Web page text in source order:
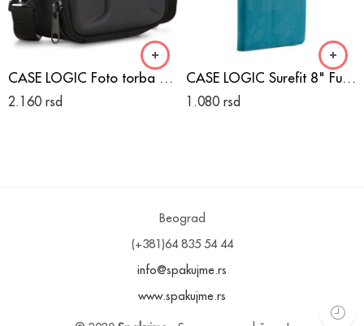
CASE LOGIC Foto torba Molded EVA camcorder crna
2.160 rsd
CASE LOGIC Surefit 8" Futrola/postolje za tablet - plava
1.080 rsd
Beograd
(+381)64 835 54 44
info@spakujme.rs
www.spakujme.rs